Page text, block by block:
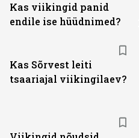
Kas viikingid panid
endile ise hüüdnimed?
Kas Sõrvest leiti
tsaariajal viikingilaev?